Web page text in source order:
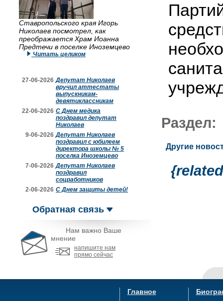
Ставропольского края Игорь
Николаев посмотрел, как
преображается Храм Иоанна
Предтечи в поселке Иноземцево
Читать целиком
27-06-2026 Депутат Николаев
вручил аттестаты
выпускникам-
девятиклассникам
22-06-2026 С Днем медика
поздравил депутат
Николаев
9-06-2026 Депутат Николаев
поздравил с юбилеем
директора школы № 5
поселка Иноземцево
7-06-2026 Депутат Николаев
поздравил
соцработников
2-06-2026 С Днем защиты детей!
Обратная связь
Нам важно Ваше
мнение
напишите нам
прямо сейчас
Другие
Главное